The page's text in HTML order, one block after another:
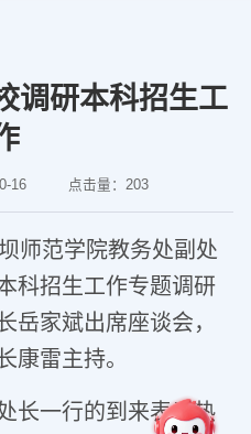
调研本科招生工
16 点击量： 203
师范学院教务处副处
科招生工作专题调研
岳家斌出席座谈会，
康雷主持。
长一行的到来表示热